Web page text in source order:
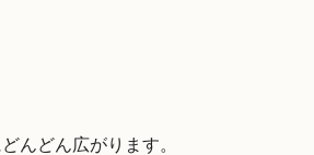
んどん広がります。